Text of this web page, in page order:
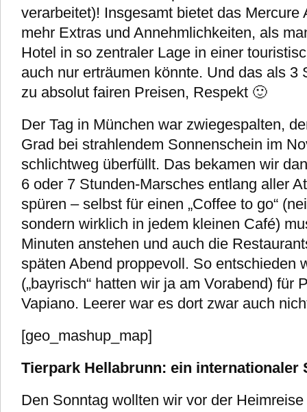
verarbeitet)! Insgesamt bietet das Mercure
mehr Extras und Annehmlichkeiten, als
Hotel in so zentraler Lage in einer
auch nur erträumen könnte. Und das als 3
zu absolut fairen Preisen, Respekt 🙂
Der Tag in München war zwiegespalten,
Grad bei strahlendem Sonnenschein im
schlichtweg überfüllt. Das bekamen wir
6 oder 7 Stunden-Marsches entlang aller
spüren – selbst für einen „Coffee to go“
sondern wirklich in jedem kleinen Café)
Minuten anstehen und auch die
späten Abend proppevoll. So entschieden
(„bayrisch“ hatten wir ja am Vorabend) für
Vapiano. Leerer war es dort zwar auch
[geo_mashup_map]
Tierpark Hellabrunn: ein internationaler
Den Sonntag wollten wir vor der